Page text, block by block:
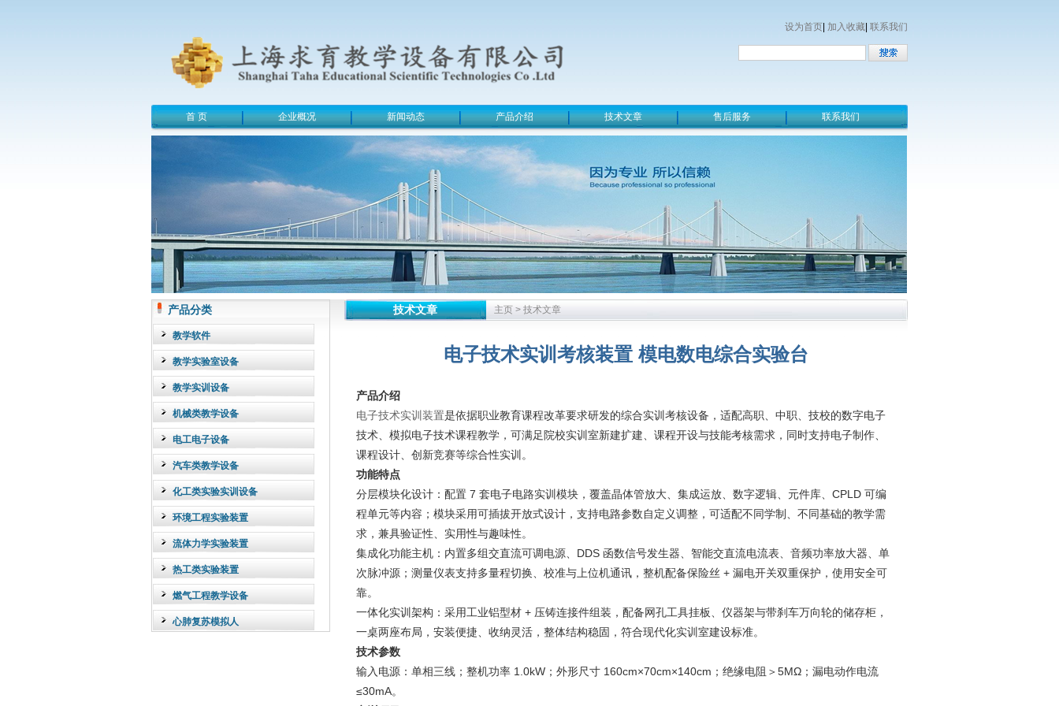
设为首页 加入收藏 联系我们
首 页 企业概况 新闻动态 产品介绍 技术文章 售后服务 联系我们
产品分类
教学软件
教学实验室设备
教学实训设备
机械类教学设备
电工电子设备
汽车类教学设备
化工类实验实训设备
环境工程实验装置
流体力学实验装置
热工类实验装置
燃气工程教学设备
心肺复苏模拟人
技术文章 主页 > 技术文章
电子技术实训考核装置 模电数电综合实验台
产品介绍
电子技术实训装置是依据职业教育课程改革要求研发的综合实训考核设备，适配高职、中职、技校的数字电子
技术、模拟电子技术课程教学，可满足院校实训室新建扩建、课程开设与技能考核需求，同时支持电子制作、
课程设计、创新竞赛等综合性实训。
功能特点
分层模块化设计：配置 7 套电子电路实训模块，覆盖晶体管放大、集成运放、数字逻辑、元件库、CPLD 可编
程单元等内容；模块采用可插拔开放式设计，支持电路参数自定义调整，可适配不同学制、不同基础的教学需
求，兼具验证性、实用性与趣味性。
集成化功能主机：内置多组交直流可调电源、DDS 函数信号发生器、智能交直流电流表、音频功率放大器、单
次脉冲源；测量仪表支持多量程切换、校准与上位机通讯，整机配备保险丝 + 漏电开关双重保护，使用安全可
靠。
一体化实训架构：采用工业铝型材 + 压铸连接件组装，配备网孔工具挂板、仪器架与带刹车万向轮的储存柜，
一桌两座布局，安装便捷、收纳灵活，整体结构稳固，符合现代化实训室建设标准。
技术参数
输入电源：单相三线；整机功率 1.0kW；外形尺寸 160cm×70cm×140cm；绝缘电阻＞5MΩ；漏电动作电流
≤30mA。